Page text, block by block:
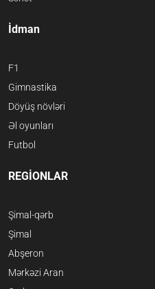
İdman
F1
Gimnastika
Döyüş növləri
Əl oyunları
Futbol
REGİONLAR
Şimal-qərb
Şimal
Abşeron
Mərkəzi Aran